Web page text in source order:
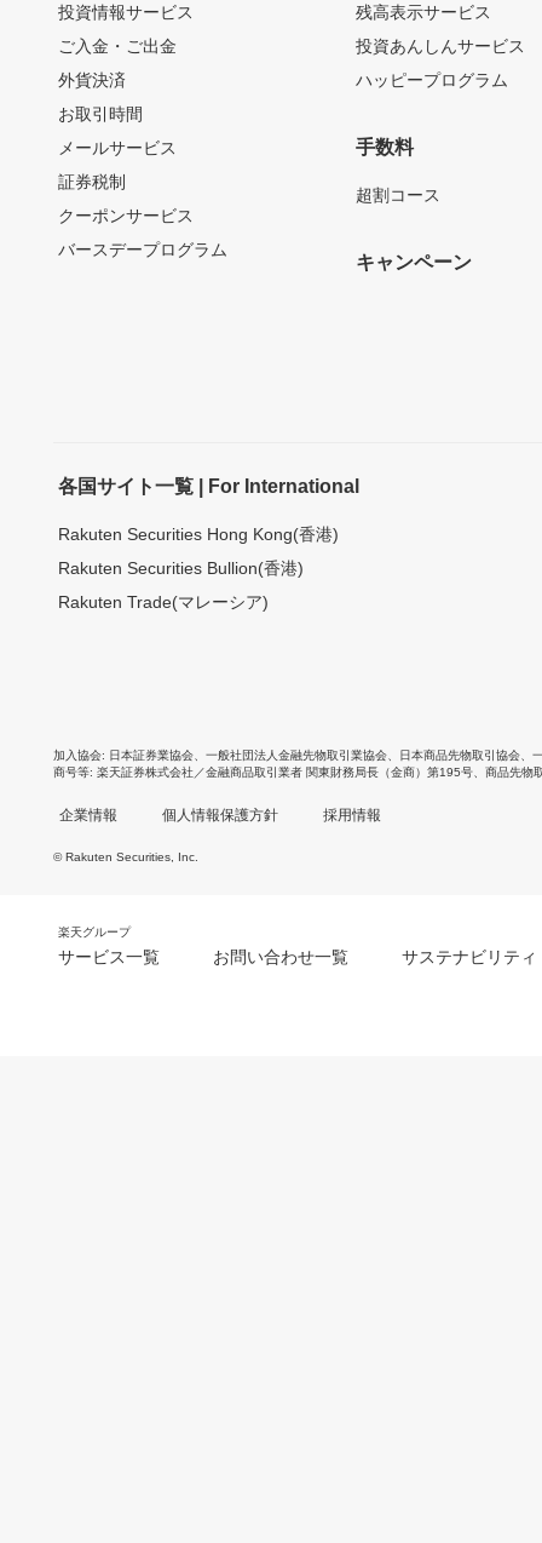
投資情報サービス
ご入金・ご出金
外貨決済
お取引時間
メールサービス
証券税制
クーポンサービス
バースデープログラム
残高表示サービス
投資あんしんサービス
ハッピープログラム
手数料
超割コース
キャンペーン
各国サイト一覧 | For International
Rakuten Securities Hong Kong(香港)
Rakuten Securities Bullion(香港)
Rakuten Trade(マレーシア)
加入協会 日本証券業協会 一般社団法人金融先物取引業協会 日本商品先物取引協会
商号等 楽天証券株式会社／金融商品取引業者 関東財務局長（金商）第195号、商品先物
企業情報 個人情報保護方針 採用情報
© Rakuten Securities, Inc.
楽天グループ
サービス一覧 お問い合わせ一覧 サステナビリティ